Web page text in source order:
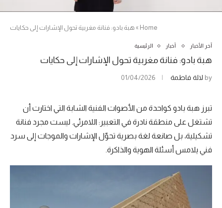
Home
» هبة بادو: فنانة مغربية تحول الإشارات إلى حكايات
آخر الأخبار أخبار الرئيسية
هبة بادو: فنانة مغربية تحول الإشارات إلى حكايات
by لالة فاطمة 01/04/2026
تبرز هبة بادو كواحدة من الأصوات الفنية الشابة التي اختارت أن
تشتغل على منطقة نادرة في التعبير: اللامرئي. ليست مجرد فنانة
تشكيلية، بل صانعة لغة بصرية تحوّل الإشارات والموجات إلى سرد
فني يلامس أسئلة الهوية والذاكرة.